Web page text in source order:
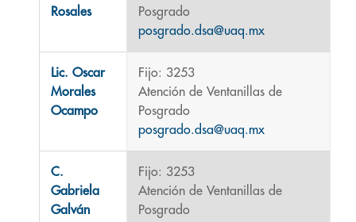
Rosales
Posgrado
posgrado.dsa@uaq.mx
Lic. Oscar
Morales
Ocampo
Fijo: 3253
Atención de Ventanillas de
Posgrado
posgrado.dsa@uaq.mx
C.
Gabriela
Galván
Fijo: 3253
Atención de Ventanillas de
Posgrado